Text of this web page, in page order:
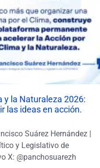
y la Naturaleza 2026:
las ideas en acción.
Suárez Hernández |
y Legislativo de
X: @panchosuarezh